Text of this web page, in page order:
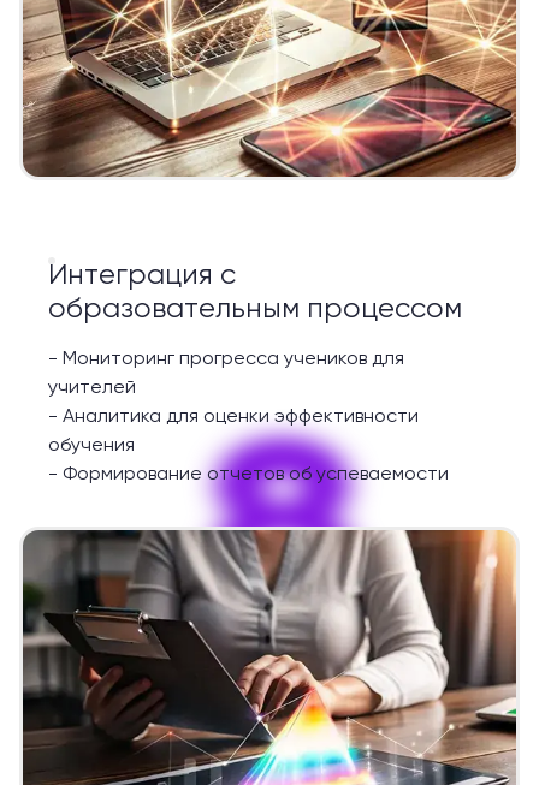
8
Интеграция с
образовательным процессом
- Мониторинг прогресса учеников для
учителей
- Аналитика для оценки эффективности
обучения
- Формирование отчетов об успеваемости